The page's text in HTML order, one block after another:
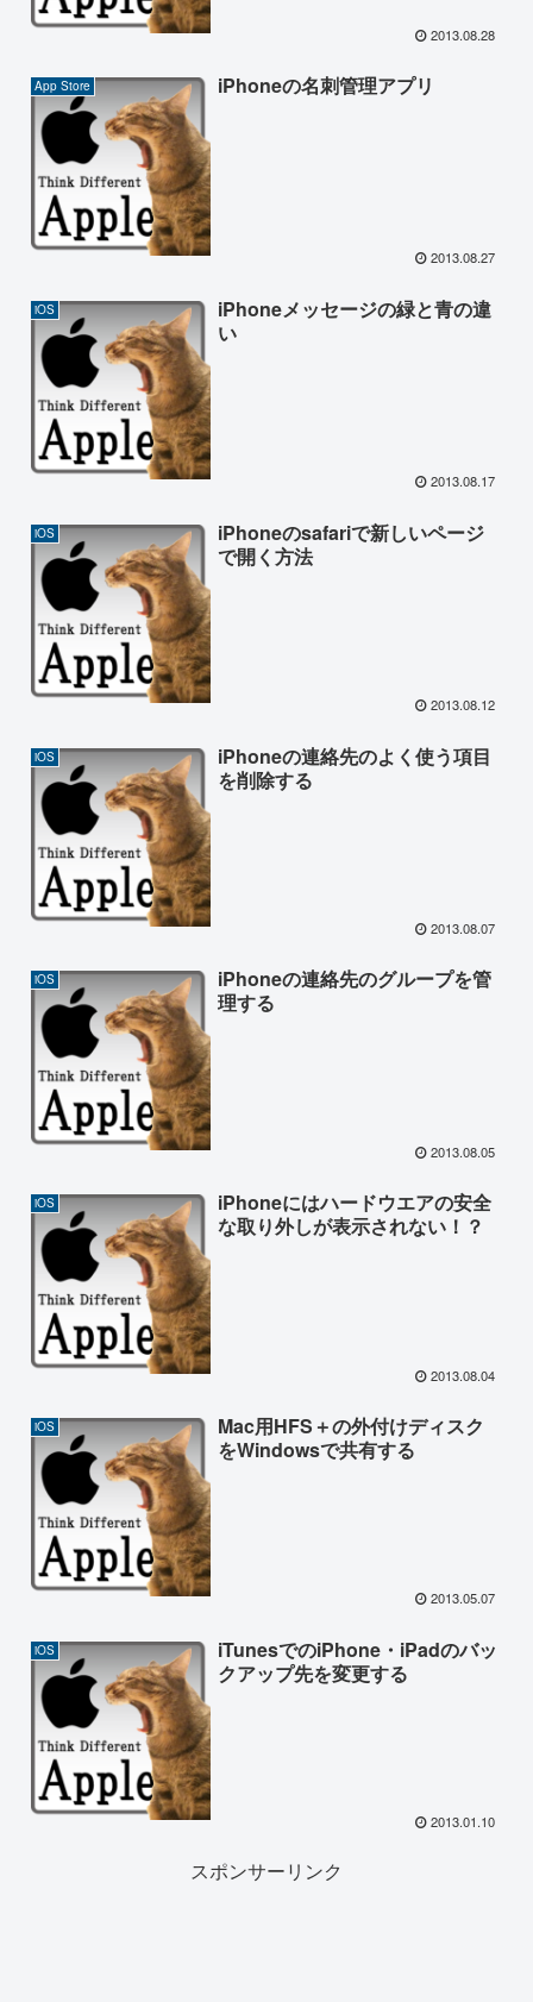
2013.08.28
App Store iPhoneの名刺管理アプリ
2013.08.27
iOS
iPhoneメッセージの緑と青の違
い
2013.08.17
iOS
iPhoneのsafariで新しいページ
で開く方法
2013.08.12
iOS
iPhoneの連絡先のよく使う項目
を削除する
2013.08.07
iOS
iPhoneの連絡先のグループを管
理する
2013.08.05
iOS
iPhoneにはハードウエアの安全
な取り外しが表示されない！？
2013.08.04
iOS
Mac用HFS＋の外付けディスク
をWindowsで共有する
2013.05.07
iOS
iTunesでのiPhone・iPadのバッ
クアップ先を変更する
2013.01.10
スポンサーリンク